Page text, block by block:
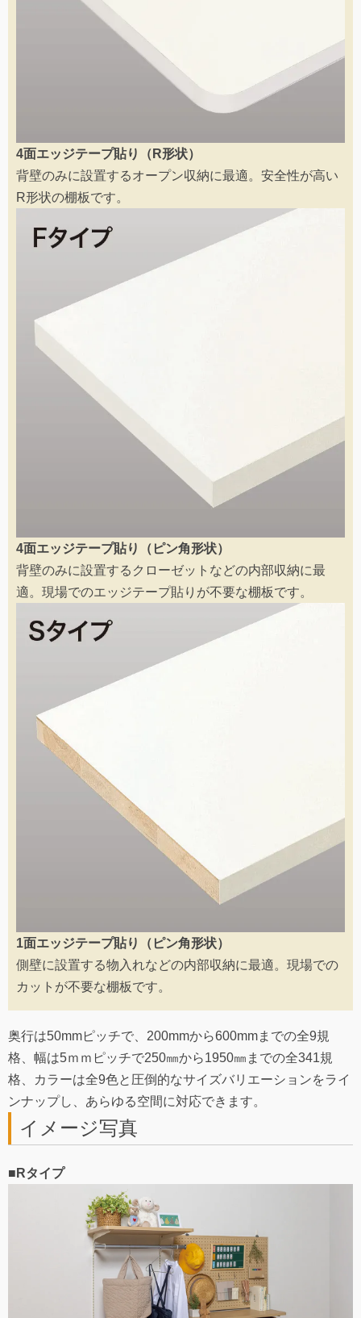
4面エッジテープ貼り（R形状）
背壁のみに設置するオープン収納に最適。安全性が高い
R形状の棚板です。
4面エッジテープ貼り（ピン角形状）
背壁のみに設置するクローゼットなどの内部収納に最
適。現場でのエッジテープ貼りが不要な棚板です。
1面エッジテープ貼り（ピン角形状）
側壁に設置する物入れなどの内部収納に最適。現場での
カットが不要な棚板です。
奥行は50mmピッチで、200mmから600mmまでの全9規
格、幅は5ｍｍピッチで250㎜から1950㎜までの全341規
格、カラーは全9色と圧倒的なサイズバリエーションをライ
ンナップし、あらゆる空間に対応できます。
イメージ写真
■Rタイプ